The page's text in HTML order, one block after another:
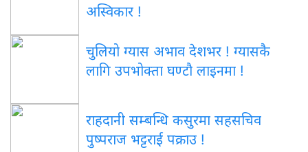
अस्विकार !
चुलियो ग्यास अभाव देशभर ! ग्यासकै
लागि उपभोक्ता घण्टौ लाइनमा !
राहदानी सम्बन्धि कसुरमा सहसचिव
पुष्पराज भट्टराई पक्राउ !